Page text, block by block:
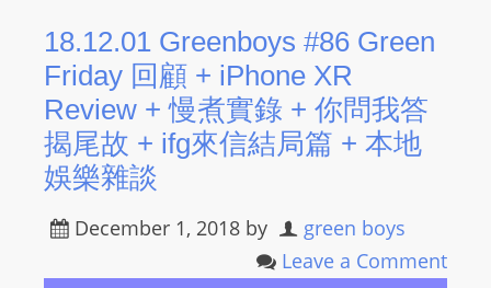
18.12.01 Greenboys #86 Green
Friday 回顧 + iPhone XR
Review + 慢煮實錄 + 你問我答
揭尾故 + ifg來信結局篇 + 本地
娛樂雜談
December 1, 2018 by
green boys
Leave a Comment